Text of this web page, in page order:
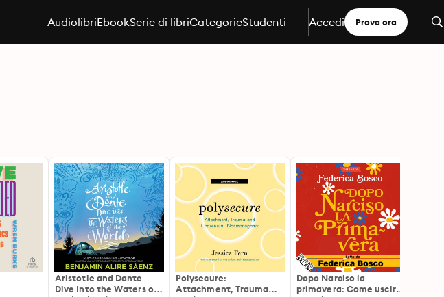
AudiolibriEbookSerie di libriCategorieStudenti Accedi Prova ora
Aristotle and Dante
Dive Into the Waters of
Polysecure:
Attachment, Trauma
Dopo Narciso la
primavera: Come uscire